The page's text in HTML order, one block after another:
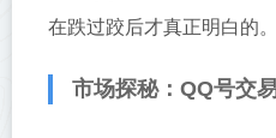
在跌过跤后才真正明白的。
市场探秘：QQ号交